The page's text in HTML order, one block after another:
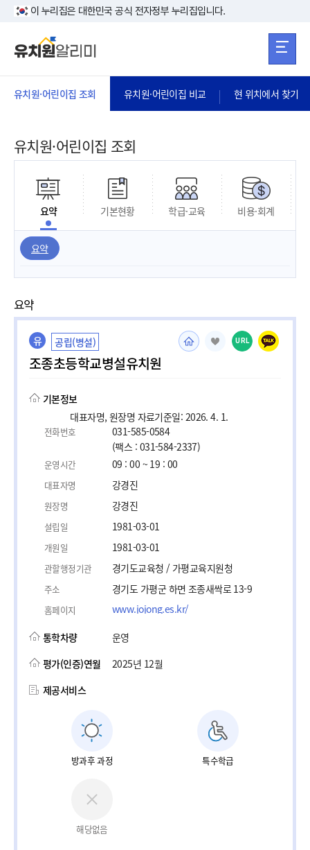
본문 바로가기
이 누리집은 대한민국 공식 전자정부 누리집입니다.
유치원·어린이집 조회 유치원·어린이집 비교 현 위치에서 찾기
유치원·어린이집 조회
요약 기본현황 학급·교육 비용·회계
요약
요약
유 공립(병설)
조종초등학교병설유치원
URL
기본정보
대표자명, 원장명 자료기준일: 2026. 4. 1.
전화번호
031-585-0584
(팩스 : 031-584-2337)
운영시간 09 : 00 ~ 19 : 00
대표자명 강경진
원장명 강경진
설립일 1981-03-01
개원일 1981-03-01
관할행정기관 경기도교육청 / 가평교육지원청
주소 경기도 가평군 하면 조종새싹로 13-9
홈페이지 www.jojong.es.kr/
통학차량
운영
평가(인증)연월
2025년 12월
제공서비스
방과후 과정 특수학급
해당없음